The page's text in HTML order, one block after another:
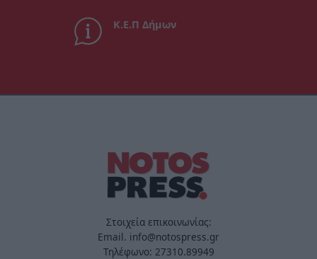
Κ.Ε.Π Δήμων
Στοιχεία επικοινωνίας:
Email. info@notospress.gr
Τηλέφωνο: 27310.89949